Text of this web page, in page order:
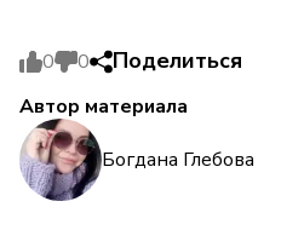
0 0 Поделиться
Автор материала
Богдана Глебова